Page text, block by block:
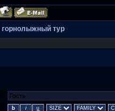
горнолыжный тур